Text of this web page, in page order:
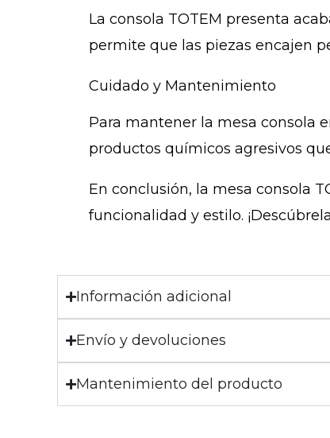
La consola TOTEM presenta
permite que las piezas encajen
Cuidado y Mantenimiento
Para mantener la mesa consola
productos químicos agresivos
En conclusión, la mesa consola
funcionalidad y estilo.
Información adicional
Envío y devoluciones
Mantenimiento del producto